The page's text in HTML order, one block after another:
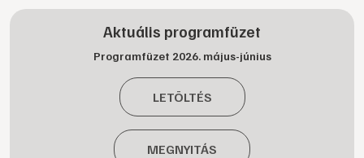
Aktuális programfüzet
Programfüzet 2026. május-június
LETÖLTÉS
MEGNYITÁS